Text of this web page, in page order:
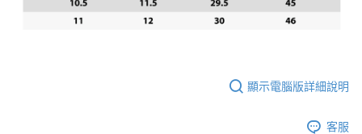
顯示電腦版詳細說明
客服